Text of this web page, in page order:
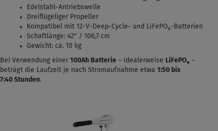
Edelstahl-Antriebswelle
Dreiflügeliger Propeller
Kompatibel mit 12-V-Deep-Cycle- und LiFePO₄-Batterien
Schaftlänge: 42" / 106,7 cm
Gewicht: ca. 10 kg
Bei Verwendung einer 100Ah Batterie – idealerweise LiFePO₄ –
beträgt die Laufzeit je nach Stromaufnahme etwa 1:50 bis
7:40 Stunden.